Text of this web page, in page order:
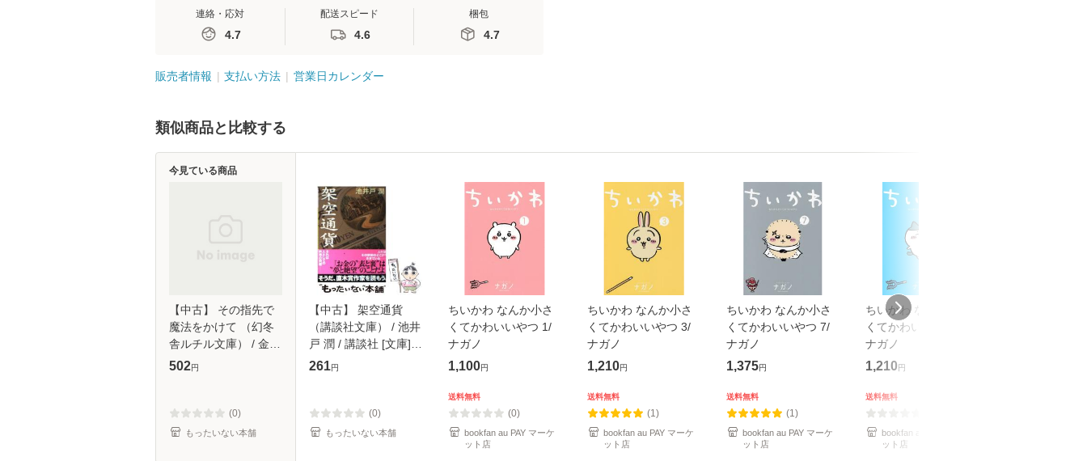
連絡・応対
4.7
配送スピード
4.6
梱包
4.7
販売者情報 支払い方法 営業日カレンダー
類似商品と比較する
【中古】 その指先で
魔法をかけて （幻冬
舎ルチル文庫） / 金坂
理衣子 / 幻冬舎 [文庫]
502円
(0)
もったいない本舗
今見ている商品
【中古】 架空通貨
（講談社文庫） / 池井
戸 潤 / 講談社 [文庫]
【メール便送料無料】
261円
(0)
もったいない本舗
ちいかわ なんか小さ
くてかわいいやつ 1/
ナガノ
1,100円
送料無料
(0)
bookfan au PAY マーケ
ット店
ちいかわ なんか小さ
くてかわいいやつ 3/
ナガノ
1,210円
送料無料
(1)
bookfan au PAY マーケ
ット店
ちいかわ なんか小さ
くてかわいいやつ 7/
ナガノ
1,375円
送料無料
(1)
bookfan au PAY マーケ
ット店
ちいかわ なんか小さ
くてかわいいやつ 2/
ナガノ
1,210 円
送料無料
bookfan au PAY マーケ
ット店